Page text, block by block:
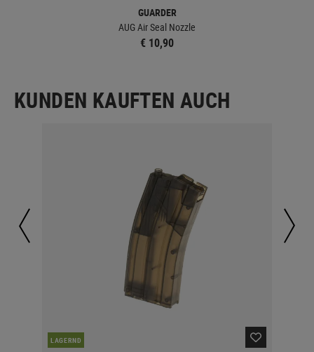
GUARDER
AUG Air Seal Nozzle
€ 10,90
KUNDEN KAUFTEN AUCH
LAGERND